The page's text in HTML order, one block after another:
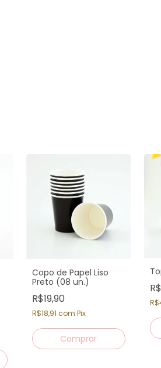
Copo de Papel Liso
Preto (08 un.)
R$19,90
R$18,91com Pix